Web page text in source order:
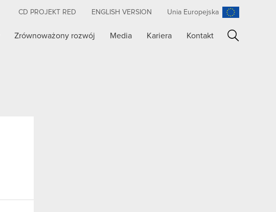
CD PROJEKT RED ENGLISH VERSION Unia Europejska
Zrównoważony rozwój Media Kariera Kontakt